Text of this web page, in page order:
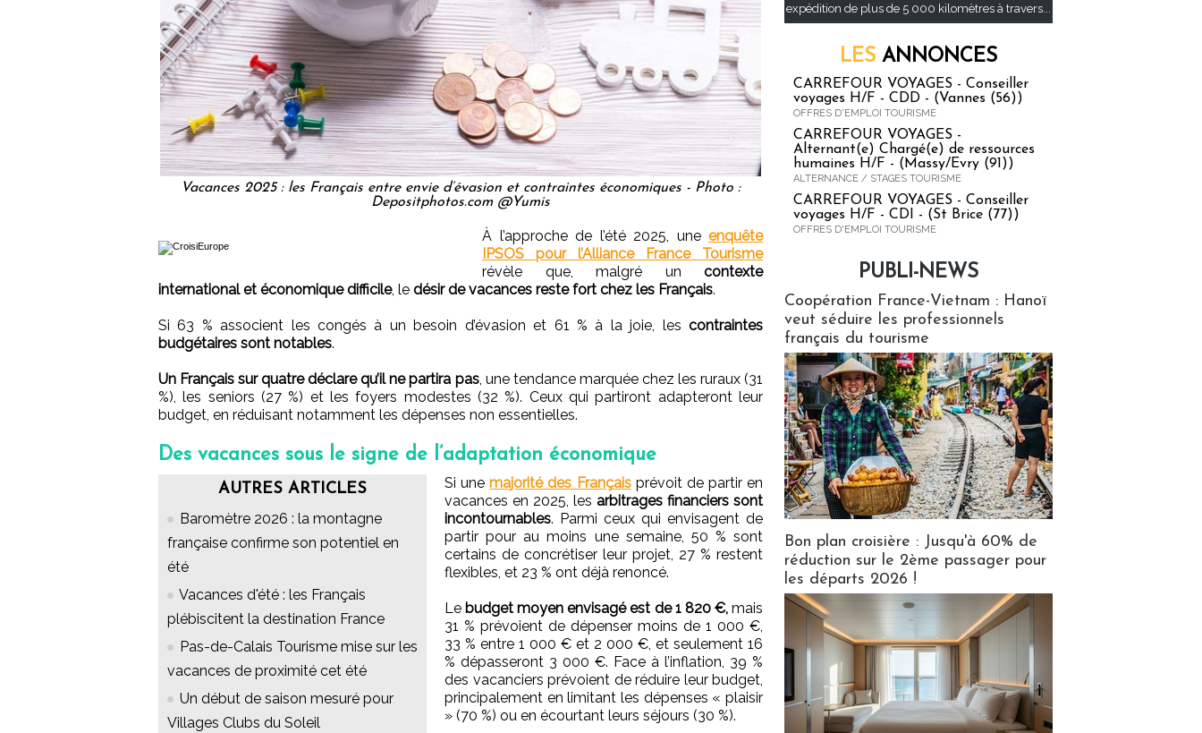
Vacances 2025 : les Français entre envie d’évasion et contraintes économiques - Photo :
Depositphotos.com @Yumis
À l’approche de l’été 2025, une enquête
IPSOS pour l’Alliance France Tourisme
révèle que, malgré un contexte
international et économique difficile, le désir de vacances reste fort chez les Français.
Si 63 % associent les congés à un besoin d’évasion et 61 % à la joie, les contraintes
budgétaires sont notables.
Un Français sur quatre déclare qu’il ne partira pas, une tendance marquée chez les ruraux (31
%), les seniors (27 %) et les foyers modestes (32 %). Ceux qui partiront adapteront leur
budget, en réduisant notamment les dépenses non essentielles.
Des vacances sous le signe de l’adaptation économique
AUTRES ARTICLES
Baromètre 2026 : la montagne
française confirme son potentiel en
été
Vacances d'été : les Français
plébiscitent la destination France
Pas-de-Calais Tourisme mise sur les
vacances de proximité cet été
Un début de saison mesuré pour
Villages Clubs du Soleil
Si unemajorité des Françaisprévoit de partir en
vacances en 2025, les arbitrages financiers sont
incontournables. Parmi ceux qui envisagent de
partir pour au moins une semaine, 50 % sont
certains de concrétiser leur projet, 27 % restent
flexibles, et 23 % ont déjà renoncé.
Le budget moyen envisagé est de 1 820 €,mais
31 % prévoient de dépenser moins de 1 000 €,
33 % entre 1 000 € et 2 000 €, et seulement 16
% dépasseront 3 000 €. Face à l’inflation, 39 %
des vacanciers prévoient de réduire leur budget,
principalement en limitant les dépenses « plaisir
» (70 %) ou en écourtant leurs séjours (30 %).
expédition de plus de 5 000 kilomètres à travers...
LES ANNONCES
CARREFOUR VOYAGES - Conseiller
voyages H/F - CDD - (Vannes (56))
OFFRES D'EMPLOI TOURISME
CARREFOUR VOYAGES -
Alternant(e) Chargé(e) de ressources
humaines H/F - (Massy/Evry (91))
ALTERNANCE / STAGES TOURISME
CARREFOUR VOYAGES - Conseiller
voyages H/F - CDI - (St Brice (77))
OFFRES D'EMPLOI TOURISME
PUBLI-NEWS
Coopération France-Vietnam : Hanoï
veut séduire les professionnels
français du tourisme
Bon plan croisière : Jusqu'à 60% de
réduction sur le 2ème passager pour
les départs 2026 !